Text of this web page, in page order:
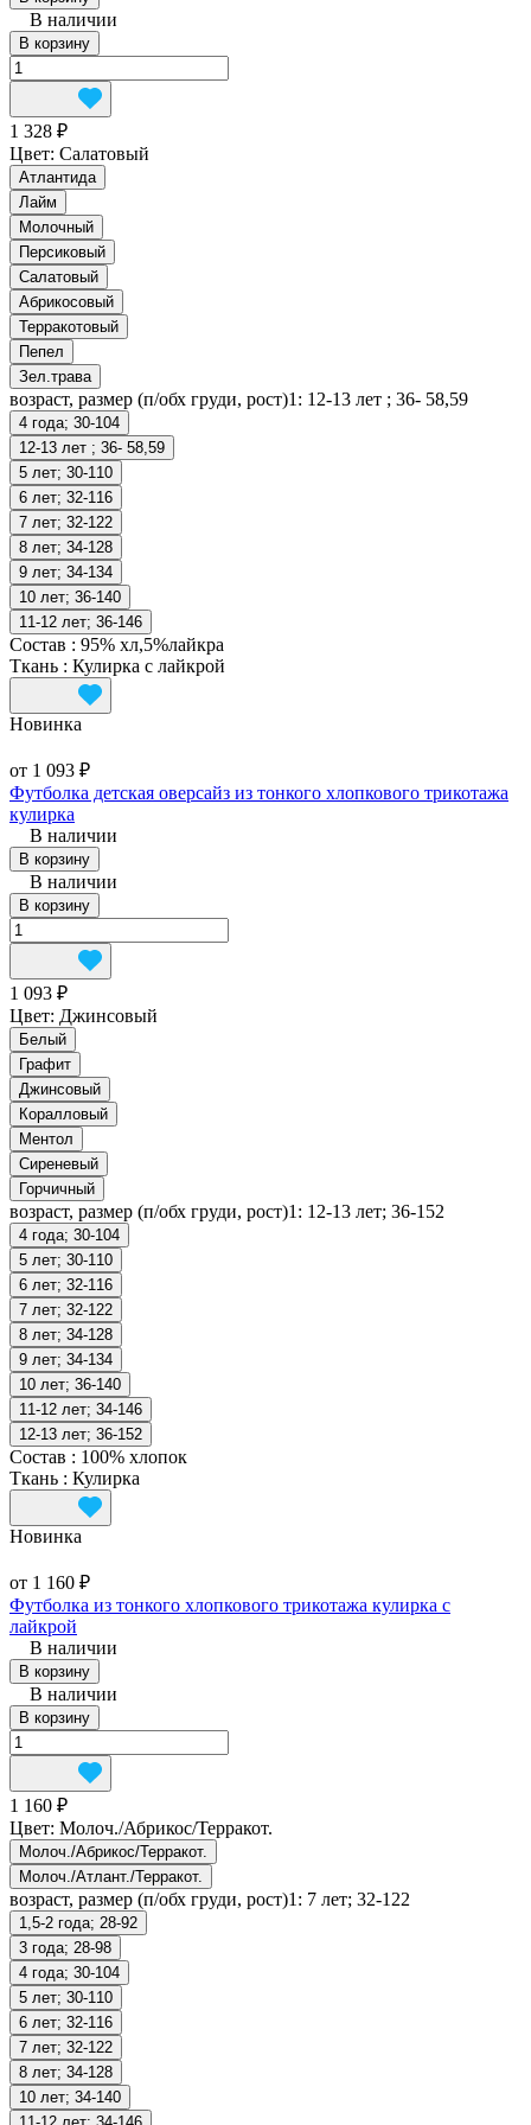
В наличии
В корзину
1 328 ₽
Цвет: Салатовый
Атлантида
Лайм
Молочный
Персиковый
Салатовый
Абрикосовый
Терракотовый
Пепел
Зел.трава
возраст, размер (п/обх груди, рост)1: 12-13 лет ; 36- 58,59
4 года; 30-104
12-13 лет ; 36- 58,59
5 лет; 30-110
6 лет; 32-116
7 лет; 32-122
8 лет; 34-128
9 лет; 34-134
10 лет; 36-140
11-12 лет; 36-146
Состав : 95% хл,5%лайкра
Ткань : Кулирка с лайкрой
Новинка
от 1 093 ₽
Футболка детская оверсайз из тонкого хлопкового трикотажа
кулирка
В наличии
В корзину
В наличии
В корзину
1 093 ₽
Цвет: Джинсовый
Белый
Графит
Джинсовый
Коралловый
Ментол
Сиреневый
Горчичный
возраст, размер (п/обх груди, рост)1: 12-13 лет; 36-152
4 года; 30-104
5 лет; 30-110
6 лет; 32-116
7 лет; 32-122
8 лет; 34-128
9 лет; 34-134
10 лет; 36-140
11-12 лет; 34-146
12-13 лет; 36-152
Состав : 100% хлопок
Ткань : Кулирка
Новинка
от 1 160 ₽
Футболка из тонкого хлопкового трикотажа кулирка c
лайкрой
В наличии
В корзину
В наличии
В корзину
1 160 ₽
Цвет: Молоч./Абрикос/Терракот.
Молоч./Абрикос/Терракот.
Молоч./Атлант./Терракот.
возраст, размер (п/обх груди, рост)1: 7 лет; 32-122
1,5-2 года; 28-92
3 года; 28-98
4 года; 30-104
5 лет; 30-110
6 лет; 32-116
7 лет; 32-122
8 лет; 34-128
10 лет; 34-140